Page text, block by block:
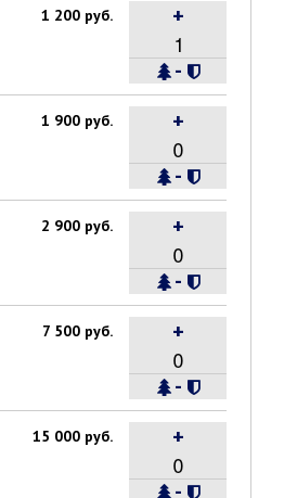
1 200 руб.
-
+
1 900 руб.
-
+
2 900 руб.
-
+
7 500 руб.
-
+
15 000 руб.
-
+